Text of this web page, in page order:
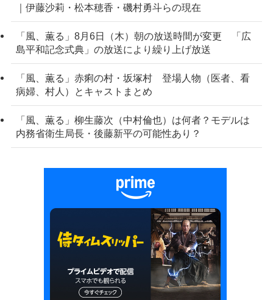
｜伊藤沙莉・松本穂香・磯村勇斗らの現在
「風、薫る」8月6日（木）朝の放送時間が変更 「広
島平和記念式典」の放送により繰り上げ放送
「風、薫る」赤痢の村・坂塚村 登場人物（医者、看
病婦、村人）とキャストまとめ
「風、薫る」柳生藤次（中村倫也）は何者？モデルは
内務省衛生局長・後藤新平の可能性あり？